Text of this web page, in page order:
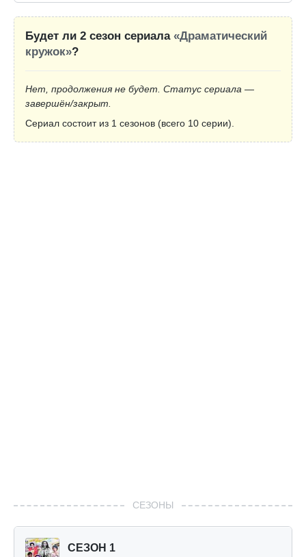
Будет ли 2 сезон сериала «Драматический
кружок»?
Нет, продолжения не будет. Статус сериала —
завершён/закрыт.
Сериал состоит из 1 сезонов (всего 10 серии).
СЕЗОНЫ
СЕЗОН 1